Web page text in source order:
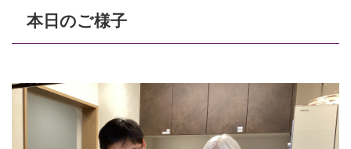
本日のご様子